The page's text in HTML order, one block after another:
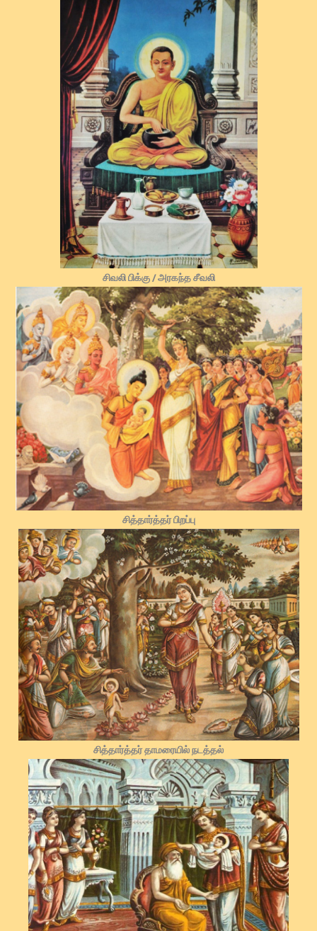
சிவலி பிக்கு / அரகந்த சீவலி
சித்தார்த்தர் பிறப்பு
சித்தார்த்தர் தாமரையில் நடத்தல்